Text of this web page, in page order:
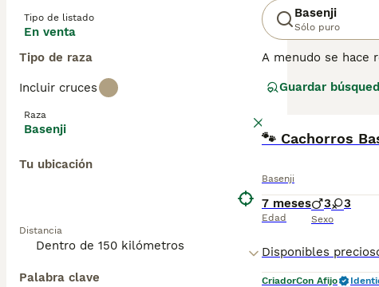
Tipo de listado
En venta
Tipo de raza
Incluir cruces
Raza
Basenji
Tu ubicación
Distancia
Palabra clave
Basenji
Sólo puro
A menudo se hace
parecidos a los
Lee nuestrapágina
Guardar
🐾 Cachorros
Basenji
7 meses
Edad
3 3
Sexo
CriadorCon Afijo